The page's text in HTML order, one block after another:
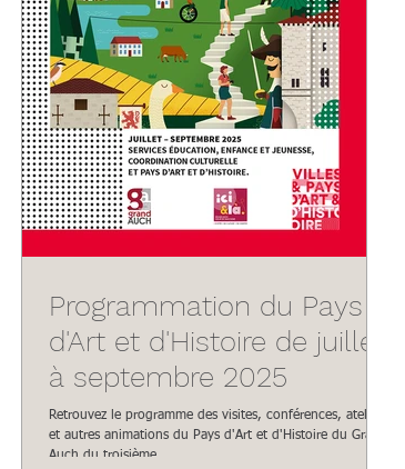
Programmation du Pays
d'Art et d'Histoire de juillet
à septembre 2025
Retrouvez le programme des visites, conférences, ateliers
et autres animations du Pays d'Art et d'Histoire du Grand
Auch du troisième...